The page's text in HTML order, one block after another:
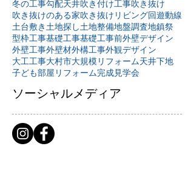
冬の工事勾配天井吹き付け工事吹き抜け
吹き抜けのある家吹き抜けリビング回遊動線
土台敷き 土地探し土地整備地盤調査地鎮祭
型枠工事基礎工事基礎工事前外壁デザイン
外壁工事外壁材外構工事外観デザイン
大工工事大村市大規模リフォーム天井下地
子ども部屋リフォーム完成見学会
ソーシャルメディア